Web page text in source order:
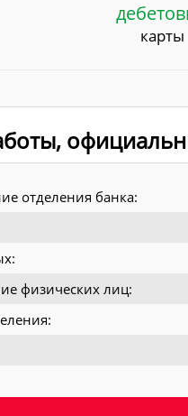
карты
отделения банка:
физических лиц: